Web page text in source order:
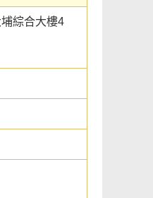
綜合大樓4